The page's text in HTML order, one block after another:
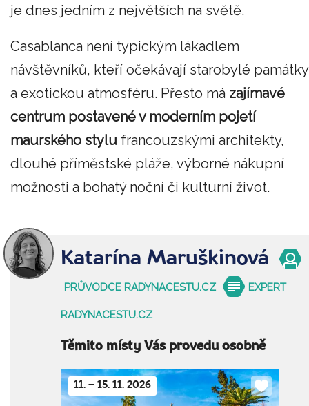
je dnes jedním z největších na světě.
Casablanca není typickým lákadlem
návštěvníků, kteří očekávají starobylé památky
a exotickou atmosféru. Přesto má zajímavé
centrum postavené v moderním pojetí
maurského stylu francouzskými architekty,
dlouhé příměstské pláže, výborné nákupní
možnosti a bohatý noční či kulturní život.
Katarína Maruškinová
PRŮVODCE RADYNACESTU.CZ EXPERT
RADYNACESTU.CZ
Těmito místy Vás provedu osobně
11. – 15. 11. 2026
Do